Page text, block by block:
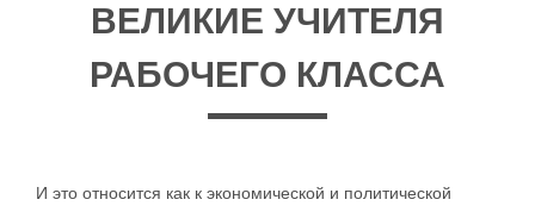
ВЕЛИКИЕ УЧИТЕЛЯ
РАБОЧЕГО КЛАССА
И это относится как к экономической и политической